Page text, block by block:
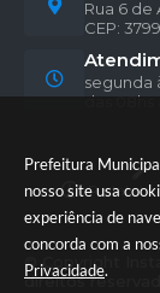
Prefeitura
nosso site usa
experiência de
concorda com a
Privacidade.
Rua 6 de
CEP:
segunda
das 08hs
Portal
© Copyright
direitos